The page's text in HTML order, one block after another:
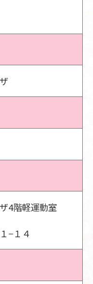
4階軽運動室
−１４